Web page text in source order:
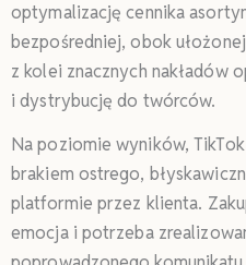
optymalizację cennika
bezpośredniej, obok
z kolei znacznych nakładów
i dystrybucję do twórców.
Na poziomie wyników,
brakiem ostrego,
platformie przez klienta.
emocja i potrzeba